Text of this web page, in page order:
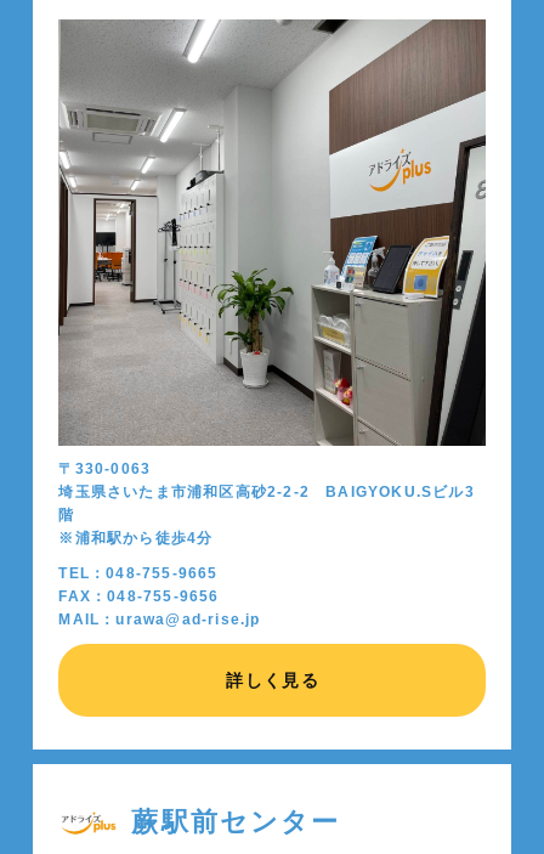
〒330-0063
埼玉県さいたま市浦和区高砂2-2-2 BAIGYOKU.Sビル3
階
※浦和駅から徒歩4分
TEL：048-755-9665
FAX：048-755-9656
MAIL：urawa@ad-rise.jp
詳しく見る
蕨駅前センター